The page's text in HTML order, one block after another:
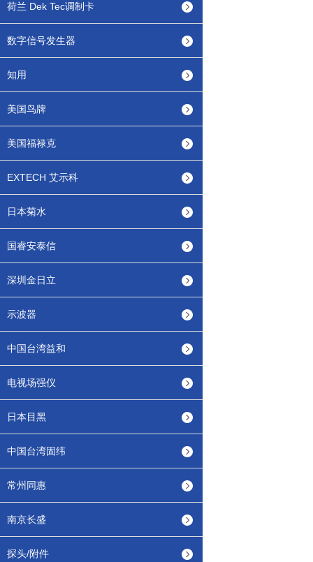
荷兰 Dek Tec调制卡
数字信号发生器
知用
美国鸟牌
美国福禄克
EXTECH 艾示科
日本菊水
国睿安泰信
深圳金日立
示波器
中国台湾益和
电视场强仪
日本目黑
中国台湾固纬
常州同惠
南京长盛
探头/附件